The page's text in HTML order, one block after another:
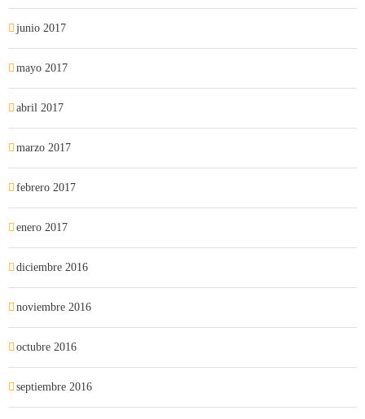
junio 2017
mayo 2017
abril 2017
marzo 2017
febrero 2017
enero 2017
diciembre 2016
noviembre 2016
octubre 2016
septiembre 2016